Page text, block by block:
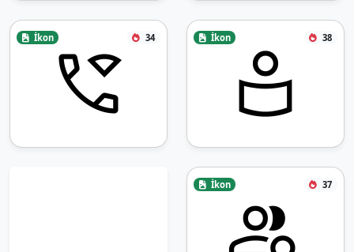
İkon 34 İkon 38
İkon 37